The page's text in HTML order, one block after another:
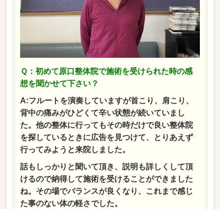
Ｑ：初めて原口整体院で施術を受けられた時の感
想を聞かせて下さい？
A:フルートを演奏していますが首こり、肩こり、
背中の痛みがひどくて辛い状態が続いていまし
た。他の整体に行ってもその時だけで良い整体院
を探しているときに広告を見つけて、とりあえず
行ってみようと来院しました。
話もしっかりと聞いて頂き、説明も詳しくして頂
けるので納得して施術を受けることができました
ね。その場でバランスが良くなり、これまで感じ
た事のない体の軽さでした。